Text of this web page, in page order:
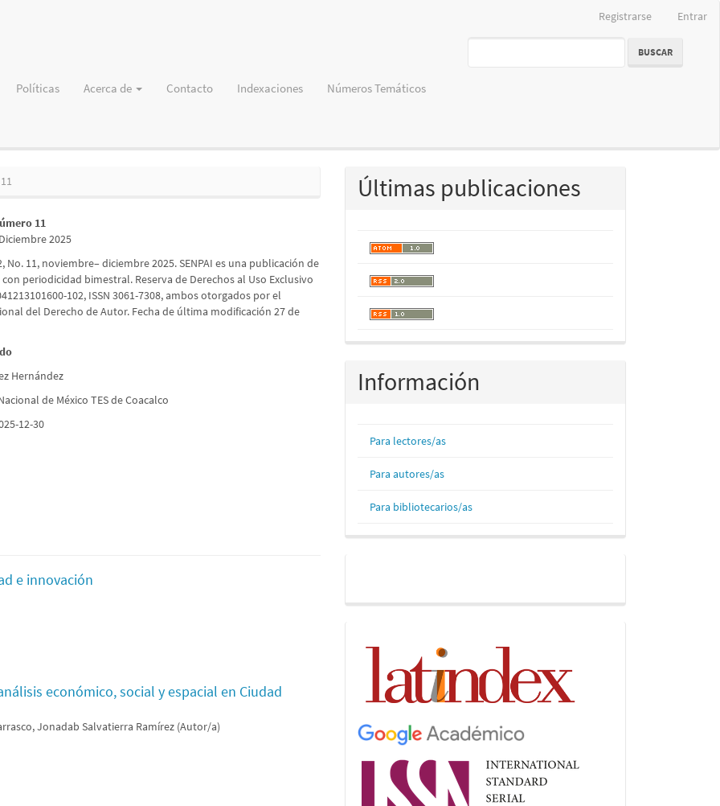
Registrarse Entrar
Políticas Acerca de Contacto Indexaciones Números Temáticos
BUSCAR
11
2025
No. 11, noviembre– diciembre 2025. SENPAI es una publicación de
periodicidad bimestral. Reserva de Derechos al Uso Exclusivo
102, ISSN 3061-7308, ambos otorgados por el
del Derecho de Autor. Fecha de última modificación 27 de
Hernández
de México TES de Coacalco
12-30
e innovación
económico, social y espacial en Ciudad
Jonadab Salvatierra Ramírez (Autor/a)
Últimas publicaciones
Información
Para lectores/as
Para autores/as
Para bibliotecarios/as
Indices